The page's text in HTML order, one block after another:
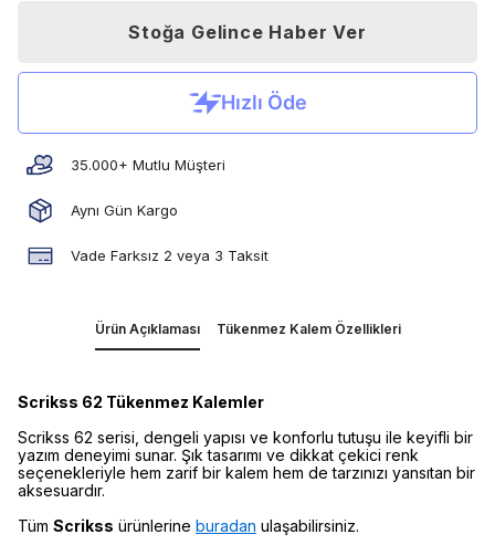
Stoğa Gelince Haber Ver
35.000+ Mutlu Müşteri
Aynı Gün Kargo
Vade Farksız 2 veya 3 Taksit
Ürün Açıklaması Tükenmez Kalem Özellikleri
Scrikss 62 Tükenmez Kalemler
Scrikss 62 serisi, dengeli yapısı ve konforlu tutuşu ile keyifli bir
yazım deneyimi sunar. Şık tasarımı ve dikkat çekici renk
seçenekleriyle hem zarif bir kalem hem de tarzınızı yansıtan bir
aksesuardır.
Tüm Scrikss ürünlerine buradan ulaşabilirsiniz.